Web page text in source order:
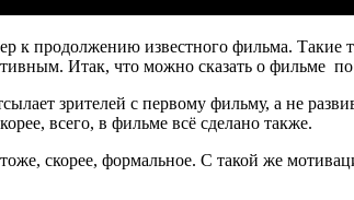
к продолжению известного фильма.
Итак, что можно сказать о фильме по
зрителей с первому фильму, а не
всего, в фильме всё сделано также.
скорее, формальное. С такой же